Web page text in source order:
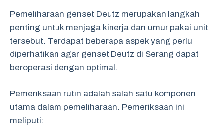
Pemeliharaan genset Deutz merupakan langkah
penting untuk menjaga kinerja dan umur pakai unit
tersebut. Terdapat beberapa aspek yang perlu
diperhatikan agar genset Deutz di Serang dapat
beroperasi dengan optimal.
Pemeriksaan rutin adalah salah satu komponen
utama dalam pemeliharaan. Pemeriksaan ini
meliputi: